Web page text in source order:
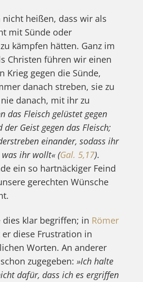
nicht heißen, dass wir als
mit Sünde oder
kämpfen hätten. Ganz im
Christen führen wir einen
Krieg gegen die Sünde,
danach streben, sie zu
danach, mit ihr zu
das Fleisch gelüstet gegen
der Geist gegen das Fleisch;
einander, sodass ihr
ihr wollt« (Gal. 5,17).
ein so hartnäckiger Feind
gerechten Wünsche
dies klar begriffen; in Römer
diese Frustration in
Worten. An anderer
zugegeben: »Ich halte
dafür, dass ich es ergriffen